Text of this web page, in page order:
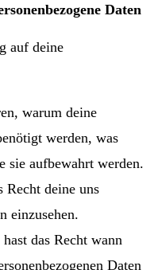
Daten
auf deine
warum deine
werden, was
sie aufbewahrt werden.
Recht deine uns
einzusehen.
das Recht wann
Daten